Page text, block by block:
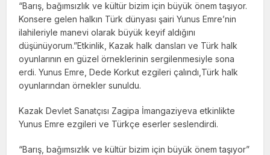
“Barış, bağımsızlık ve kültür bizim için büyük önem taşıyor.
Konsere gelen halkın Türk dünyası şairi Yunus Emre’nin
ilahileriyle manevi olarak büyük keyif aldığını
düşünüyorum.”Etkinlik, Kazak halk dansları ve Türk halk
oyunlarının en güzel örneklerinin sergilenmesiyle sona
erdi. Yunus Emre, Dede Korkut ezgileri çalındı,Türk halk
oyunlarından örnekler sunuldu.
Kazak Devlet Sanatçısı Zagipa İmangaziyeva etkinlikte
Yunus Emre ezgileri ve Türkçe eserler seslendirdi.
“Barış, bağımsızlık ve kültür bizim için büyük önem taşıyor”